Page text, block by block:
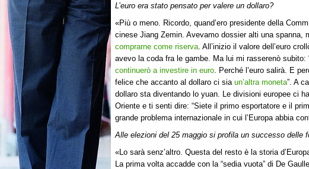
L’euro era stato pensato per valere un dollaro?
«Più o meno. Ricordo, quand’ero presidente della
cinese Jiang Zemin. Avevamo dossier alti una spanna,
comprarne come riserva . All’inizio il valore dell’euro
avevo la coda fra le gambe. Ma lui mi rasserenò
continuerò a investire in euro . Perché l’euro salirà. E
felice che accanto al dollaro ci sia un’altra moneta”. A
dollaro sta diventando lo yuan. Le divisioni europee ci
Oriente e ti senti dire: “Siete il primo esportatore e il
grande problema internazionale in cui l’Europa abbia
Alle elezioni del 25 maggio si profila un successo delle
«Lo sarà senz’altro. Questa del resto è la storia
La prima volta accadde con la “sedia vuota” di De